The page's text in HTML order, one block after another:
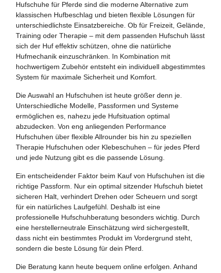
Hufschuhe für Pferde sind die moderne Alternative zum
klassischen Hufbeschlag und bieten flexible Lösungen für
unterschiedlichste Einsatzbereiche. Ob für Freizeit, Gelände,
Training oder Therapie – mit dem passenden Hufschuh lässt
sich der Huf effektiv schützen, ohne die natürliche
Hufmechanik einzuschränken. In Kombination mit
hochwertigem Zubehör entsteht ein individuell abgestimmtes
System für maximale Sicherheit und Komfort.
Die Auswahl an Hufschuhen ist heute größer denn je.
Unterschiedliche Modelle, Passformen und Systeme
ermöglichen es, nahezu jede Hufsituation optimal
abzudecken. Von eng anliegenden Performance
Hufschuhen über flexible Allrounder bis hin zu speziellen
Therapie Hufschuhen oder Klebeschuhen – für jedes Pferd
und jede Nutzung gibt es die passende Lösung.
Ein entscheidender Faktor beim Kauf von Hufschuhen ist die
richtige Passform. Nur ein optimal sitzender Hufschuh bietet
sicheren Halt, verhindert Drehen oder Scheuern und sorgt
für ein natürliches Laufgefühl. Deshalb ist eine
professionelle Hufschuhberatung besonders wichtig. Durch
eine herstellerneutrale Einschätzung wird sichergestellt,
dass nicht ein bestimmtes Produkt im Vordergrund steht,
sondern die beste Lösung für dein Pferd.
Die Beratung kann heute bequem online erfolgen. Anhand